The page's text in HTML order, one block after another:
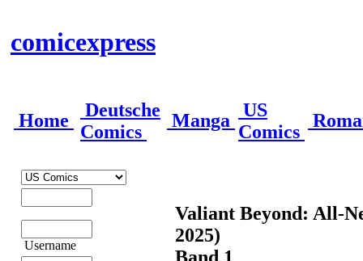
comicexpress
Home
Deutsche
Comics
Manga
US
Comics
Username
Valiant Beyond: All-
2025)